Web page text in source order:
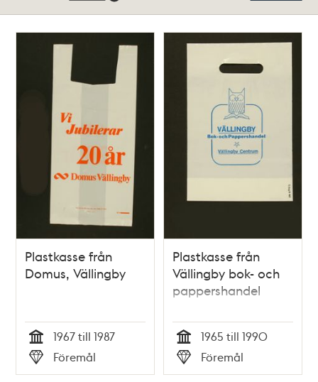
Plastkasse från
Domus, Vällingby
Tid
1967 till 1987
Typ
Föremål
Plastkasse från
Vällingby bok- och
pappershandel
Tid
1965 till 1990
Typ
Föremål